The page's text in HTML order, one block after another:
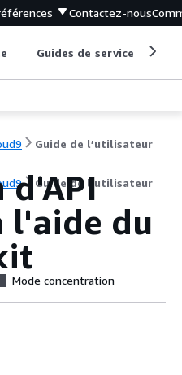
Contactez-nous
Guides de service
Guide de l’utilisateur
Guide de l’utilisateur
l'aide du
Mode concentration